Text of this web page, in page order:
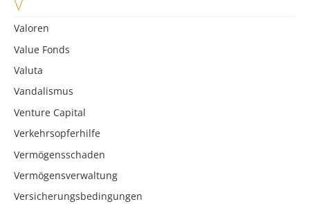
Valoren
Value Fonds
Valuta
Vandalismus
Venture Capital
Verkehrsopferhilfe
Vermögensschaden
Vermögensverwaltung
Versicherungsbedingungen